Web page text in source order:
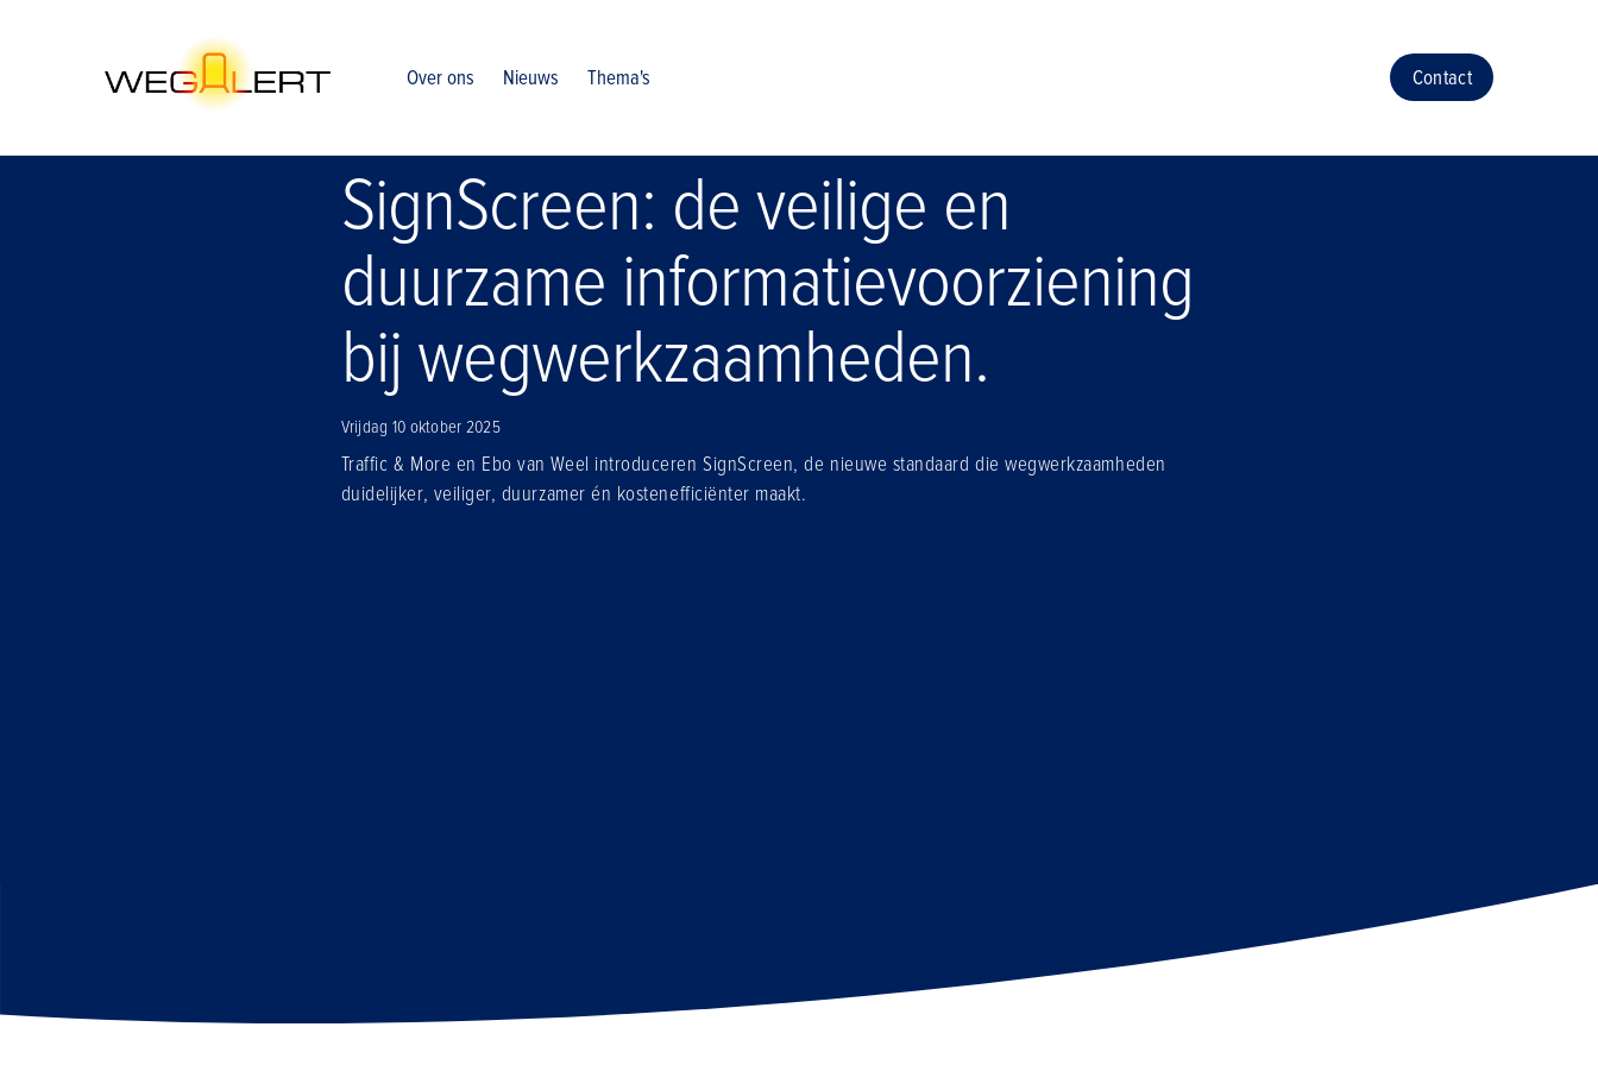
Over ons Nieuws Thema's Contact
Nieuws Signscreen
SignScreen: de veilige en
duurzame informatievoorziening
bij wegwerkzaamheden.
Vrijdag 10 oktober 2025
Traffic & More en Ebo van Weel introduceren SignScreen, de nieuwe standaard die wegwerkzaamheden
duidelijker, veiliger, duurzamer én kostenefficiënter maakt.